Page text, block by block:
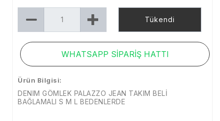
Trenckot
Kampanya
Aksesuar
Tükendi
WHATSAPP SİPARİŞ HATTI
Ürün Bilgisi:
DENIM GÖMLEK PALAZZO JEAN TAKIM BELİ
BAĞLAMALI S M L BEDENLERDE